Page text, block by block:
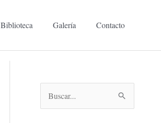
Biblioteca Galería Contacto